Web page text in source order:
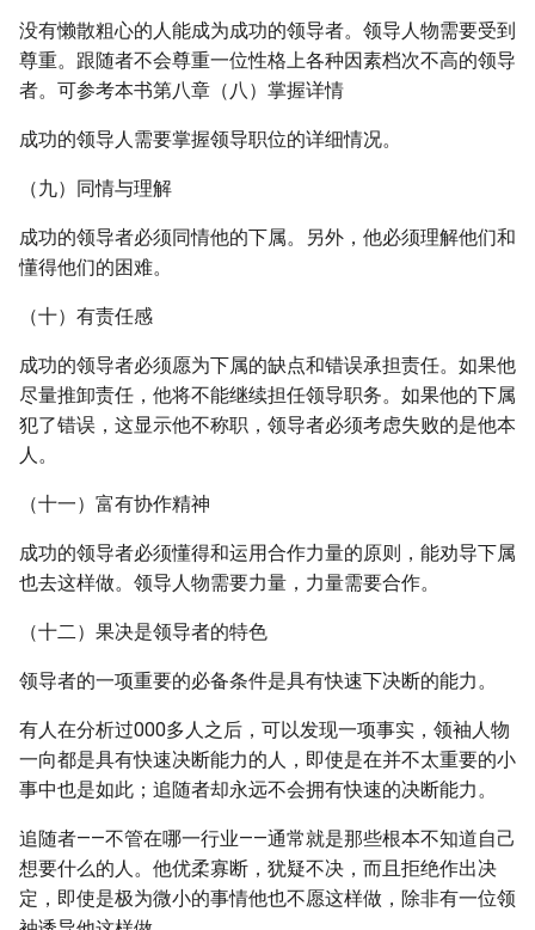
没有懒散粗心的人能成为成功的领导者。领导人物需要受到
尊重。跟随者不会尊重一位性格上各种因素档次不高的领导
者。可参考本书第八章（八）掌握详情
成功的领导人需要掌握领导职位的详细情况。
（九）同情与理解
成功的领导者必须同情他的下属。另外，他必须理解他们和
懂得他们的困难。
（十）有责任感
成功的领导者必须愿为下属的缺点和错误承担责任。如果他
尽量推卸责任，他将不能继续担任领导职务。如果他的下属
犯了错误，这显示他不称职，领导者必须考虑失败的是他本
人。
（十一）富有协作精神
成功的领导者必须懂得和运用合作力量的原则，能劝导下属
也去这样做。领导人物需要力量，力量需要合作。
（十二）果决是领导者的特色
领导者的一项重要的必备条件是具有快速下决断的能力。
有人在分析过000多人之后，可以发现一项事实，领袖人物
一向都是具有快速决断能力的人，即使是在并不太重要的小
事中也是如此；追随者却永远不会拥有快速的决断能力。
追随者——不管在哪一行业——通常就是那些根本不知道自己
想要什么的人。他优柔寡断，犹疑不决，而且拒绝作出决
定，即使是极为微小的事情他也不愿这样做，除非有一位领